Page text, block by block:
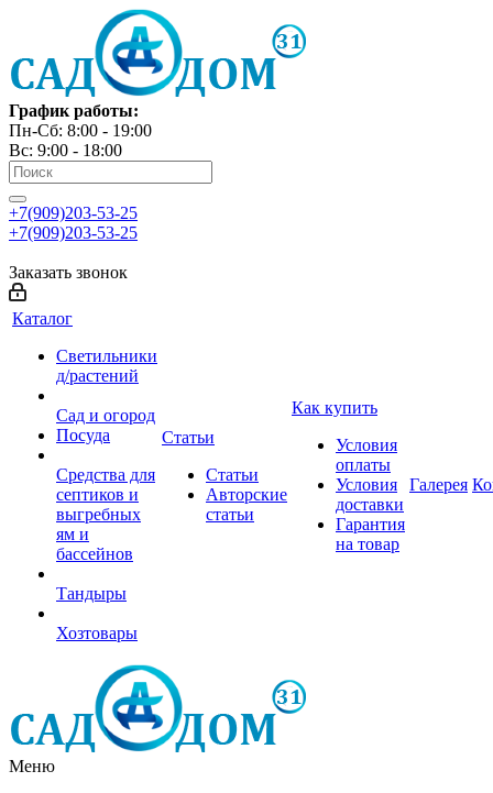
График работы:
Пн-Сб: 8:00 - 19:00
Вс: 9:00 - 18:00
+7(909)203-53-25
+7(909)203-53-25
Заказать звонок
Каталог
Светильники
д/растений
Сад и огород
Посуда
Средства для
септиков и
выгребных
ям и
бассейнов
Тандыры
Хозтовары
Статьи
Статьи
Авторские
статьи
Как купить
Условия
оплаты
Условия
доставки
Гарантия
на товар
Галерея
Меню